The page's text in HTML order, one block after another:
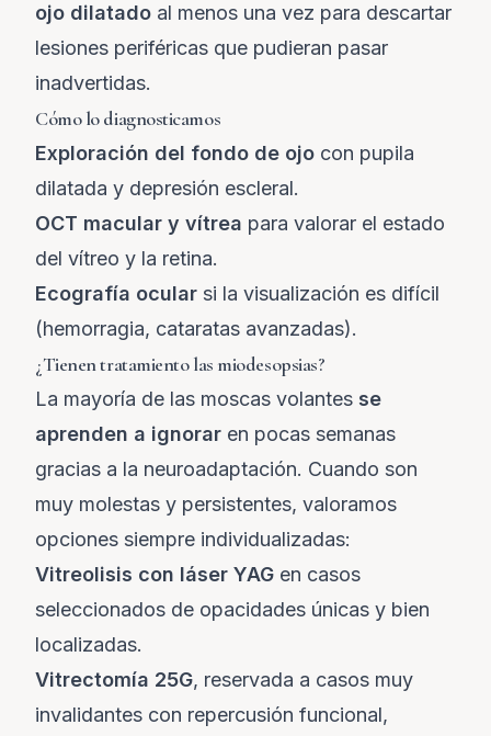
ojo dilatado al menos una vez para descartar
lesiones periféricas que pudieran pasar
inadvertidas.
Cómo lo diagnosticamos
Exploración del fondo de ojo con pupila
dilatada y depresión escleral.
OCT macular y vítrea para valorar el estado
del vítreo y la retina.
Ecografía ocular si la visualización es difícil
(hemorragia, cataratas avanzadas).
¿Tienen tratamiento las miodesopsias?
La mayoría de las moscas volantes se
aprenden a ignorar en pocas semanas
gracias a la neuroadaptación. Cuando son
muy molestas y persistentes, valoramos
opciones siempre individualizadas:
Vitreolisis con láser YAG en casos
seleccionados de opacidades únicas y bien
localizadas.
Vitrectomía 25G, reservada a casos muy
invalidantes con repercusión funcional,